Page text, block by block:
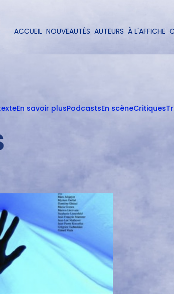
contenu
Navigation
ACCUEIL NOUVEAUTÉS AUTEURS À L'AFFICHE
En savoir plusPodcastsEn scèneCritiques